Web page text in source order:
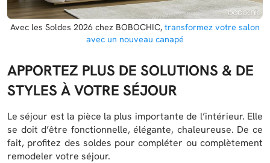
Avec les Soldes 2026 chez BOBOCHIC, transformez votre salon
avec un nouveau canapé
APPORTEZ PLUS DE SOLUTIONS & DE
STYLES À VOTRE SÉJOUR
Le séjour est la pièce la plus importante de l’intérieur. Elle
se doit d’être fonctionnelle, élégante, chaleureuse. De ce
fait, profitez des soldes pour compléter ou complètement
remodeler votre séjour.